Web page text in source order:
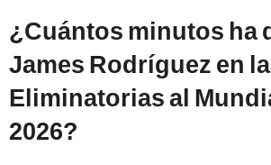
¿Cuántos minutos ha
James Rodríguez en
Eliminatorias al
2026?